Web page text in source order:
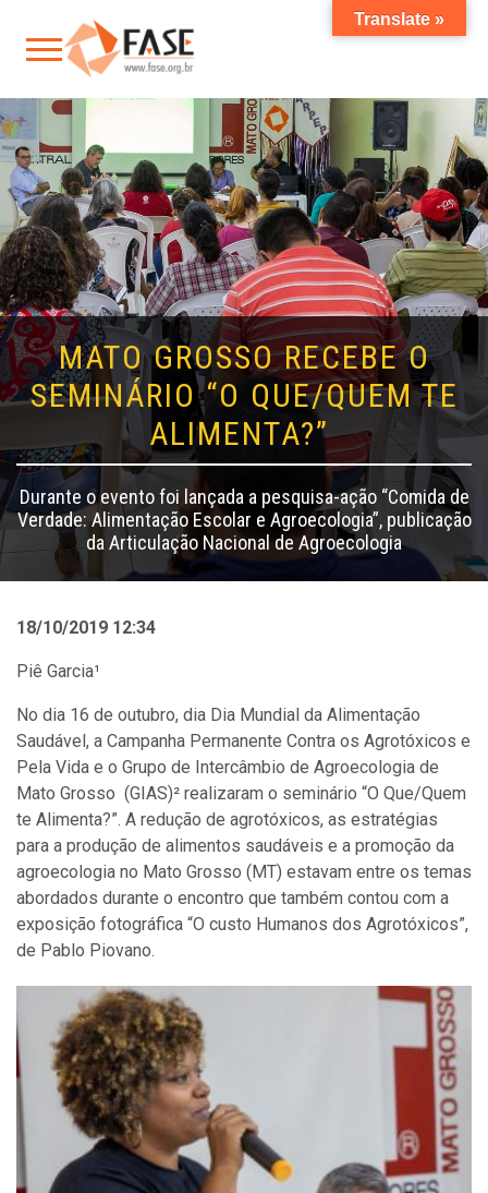
MATO GROSSO RECEBE O
SEMINÁRIO “O QUE/QUEM TE
ALIMENTA?”
Durante o evento foi lançada a pesquisa-ação “Comida de
Verdade: Alimentação Escolar e Agroecologia”, publicação
da Articulação Nacional de Agroecologia
18/10/2019 12:34
Piê Garcia¹
No dia 16 de outubro, dia Dia Mundial da Alimentação
Saudável, a Campanha Permanente Contra os Agrotóxicos e
Pela Vida e o Grupo de Intercâmbio de Agroecologia de
Mato Grosso (GIAS)² realizaram o seminário “O Que/Quem
te Alimenta?”. A redução de agrotóxicos, as estratégias
para a produção de alimentos saudáveis e a promoção da
agroecologia no Mato Grosso (MT) estavam entre os temas
abordados durante o encontro que também contou com a
exposição fotográfica “O custo Humanos dos Agrotóxicos”,
de Pablo Piovano.
Translate »